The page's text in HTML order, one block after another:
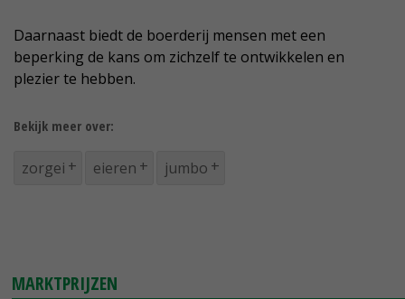
Daarnaast biedt de boerderij mensen met een
beperking de kans om zichzelf te ontwikkelen en
plezier te hebben.
Bekijk meer over:
zorgei eieren jumbo
MARKTPRIJZEN